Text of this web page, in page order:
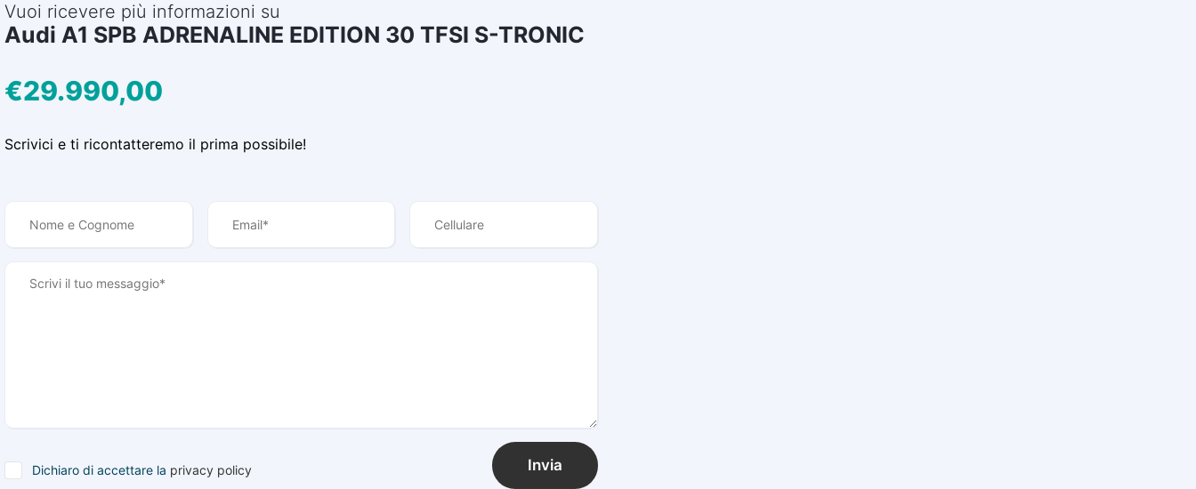
Vuoi ricevere più informazioni su
Audi A1 SPB ADRENALINE EDITION 30 TFSI S-TRONIC
€29.990,00
Scrivici e ti ricontatteremo il prima possibile!
Dichiaro di accettare la privacy policy Invia